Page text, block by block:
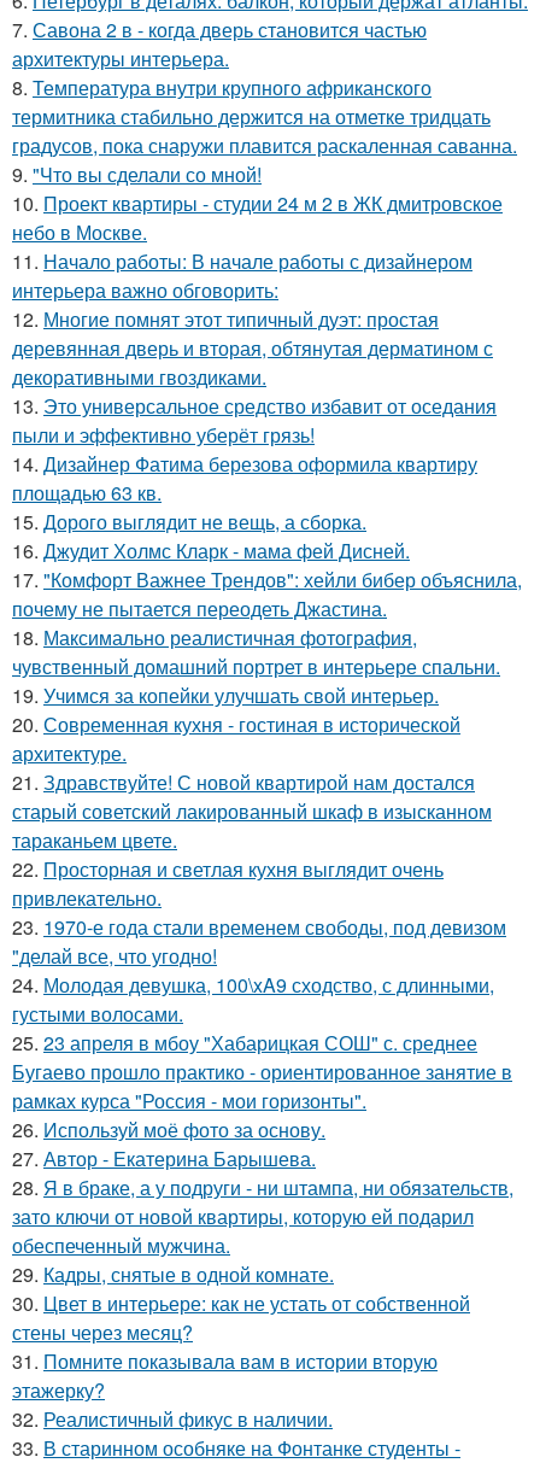
7. Савона 2 в - когда дверь становится частью
архитектуры интерьера.
8. Температура внутри крупного африканского
термитника стабильно держится на отметке тридцать
градусов, пока снаружи плавится раскаленная саванна.
9. "Что вы сделали со мной!
10. Проект квартиры - студии 24 м 2 в ЖК дмитровское
небо в Москве.
11. Начало работы: В начале работы с дизайнером
интерьера важно обговорить:
12. Многие помнят этот типичный дуэт: простая
деревянная дверь и вторая, обтянутая дерматином с
декоративными гвоздиками.
13. Это универсальное средство избавит от оседания
пыли и эффективно уберёт грязь!
14. Дизайнер Фатима березова оформила квартиру
площадью 63 кв.
15. Дорого выглядит не вещь, а сборка.
16. Джудит Холмс Кларк - мама фей Дисней.
17. "Комфорт Важнее Трендов": хейли бибер объяснила,
почему не пытается переодеть Джастина.
18. Максимально реалистичная фотография,
чувственный домашний портрет в интерьере спальни.
19. Учимся за копейки улучшать свой интерьер.
20. Современная кухня - гостиная в исторической
архитектуре.
21. Здравствуйте! С новой квартирой нам достался
старый советский лакированный шкаф в изысканном
тараканьем цвете.
22. Просторная и светлая кухня выглядит очень
привлекательно.
23. 1970-е года стали временем свободы, под девизом
"делай все, что угодно!
24. Молодая девушка, 100\xA9 сходство, с длинными,
густыми волосами.
25. 23 апреля в мбоу "Хабарицкая СОШ" с. среднее
Бугаево прошло практико - ориентированное занятие в
рамках курса "Россия - мои горизонты".
26. Используй моё фото за основу.
27. Автор - Екатерина Барышева.
28. Я в браке, а у подруги - ни штампа, ни обязательств,
зато ключи от новой квартиры, которую ей подарил
обеспеченный мужчина.
29. Кадры, снятые в одной комнате.
30. Цвет в интерьере: как не устать от собственной
стены через месяц?
31. Помните показывала вам в истории вторую
этажерку?
32. Реалистичный фикус в наличии.
33. В старинном особняке на Фонтанке студенты -